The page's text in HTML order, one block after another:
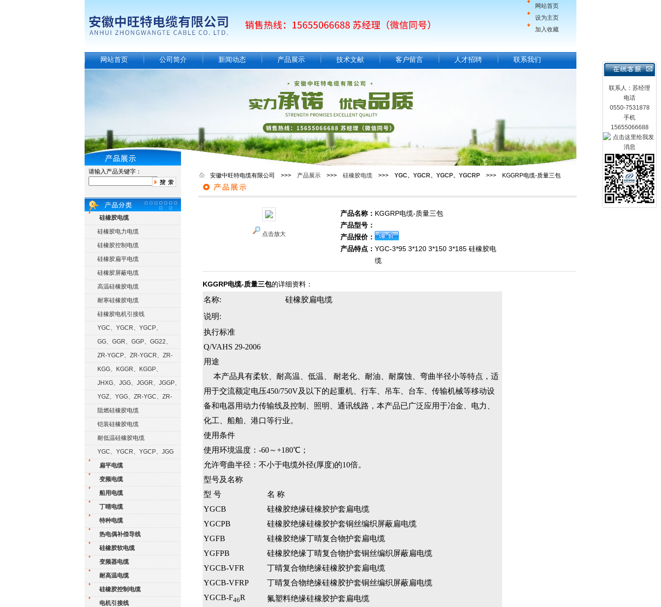
网站首页
设为主页
加入收藏
联系人：苏经理
电话
0550-7531878
手机
15655066688
网站首页 公司简介 新闻动态 产品展示 技术文献 客户留言 人才招聘 联系我们
请输入产品关键字：
硅橡胶电缆
硅橡胶电力电缆
硅橡胶控制电缆
硅橡胶扁平电缆
硅橡胶屏蔽电缆
高温硅橡胶电缆
耐寒硅橡胶电缆
硅橡胶电机引接线
YGC、YGCR、YGCP、
YGCRP
GG、GGR、GGP、GG22、
GGRP
ZR-YGCP、ZR-YGCR、ZR-
YGCRP
KGG、KGGR、KGGP、
KGGRP
JHXG、JGG、JGGR、JGGP、
JGGFYGZ、YGG、ZR-YGC、ZR-
KGG阻燃硅橡胶电缆
铠装硅橡胶电缆
耐低温硅橡胶电缆
YGC、YGCR、YGCP、JGG
扁平电缆
变频电缆
船用电缆
丁晴电缆
特种电缆
热电偶补偿导线
硅橡胶软电缆
变频器电缆
耐高温电缆
硅橡胶控制电缆
电机引接线
安徽中旺特电缆有限公司 >>> 产品展示 >>> 硅橡胶电缆 >>> YGC、YGCR、YGCP、YGCRP >>> KGGRP电缆-质量三包
点击放大
产品名称： KGGRP电缆-质量三包
产品型号：
产品报价：
产品特点： YGC-3*95 3*120 3*150 3*185 硅橡胶电
缆
KGGRP电缆-质量三包的详细资料：
名称:
硅橡胶扁电缆
说明:
执行标准
Q/VAHS 29-2006
用途
本产品具有柔软、耐高温、低温、 耐老化、耐油、耐腐蚀、弯曲半径小等特点，适
用于交流额定电压450/750V及以下的起重机、行车、吊车、台车、传输机械等移动设
备和电器用动力传输线及控制、照明、通讯线路，本产品已广泛应用于冶金、电力、
化工、船舶、港口等行业。
使用条件
使用环境温度：-60～+180℃ ；
允许弯曲半径：不小于电缆外径(厚度)的10倍。
型号及名称
型 号
名 称
YGCB
硅橡胶绝缘硅橡胶护套扁电缆
YGCPB
硅橡胶绝缘硅橡胶护套铜丝编织屏蔽扁电缆
YGFB
硅橡胶绝缘丁晴复合物护套扁电缆
YGFPB
硅橡胶绝缘丁晴复合物护套铜丝编织屏蔽扁电缆
YGCB-VFR
丁晴复合物绝缘硅橡胶护套扁电缆
YGCB-VFRP
丁晴复合物绝缘硅橡胶护套铜丝编织屏蔽扁电缆
YGCB-F46R
氟塑料绝缘硅橡胶护套扁电缆